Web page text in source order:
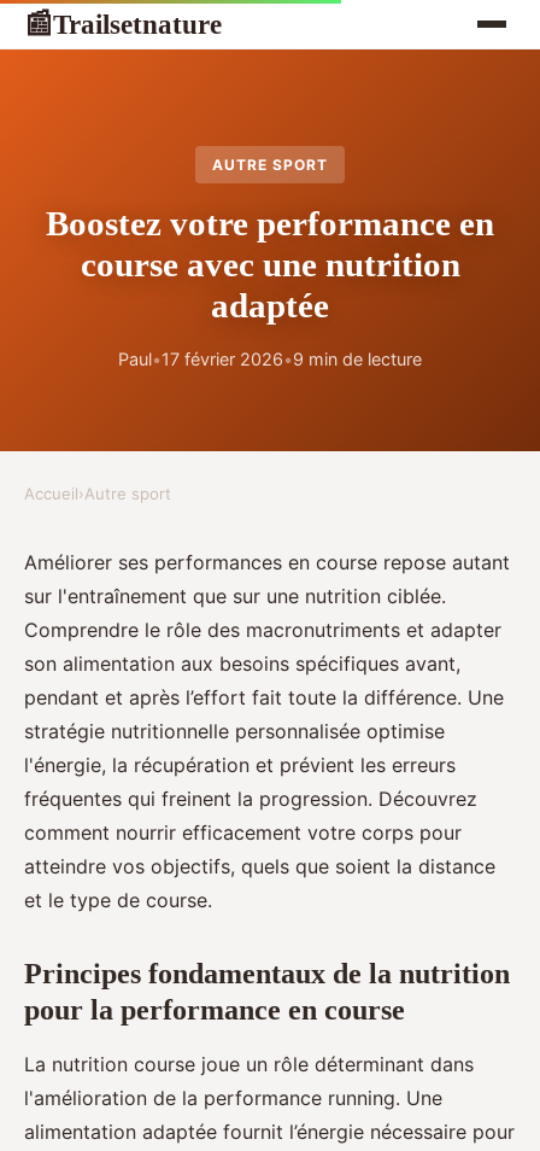
📰Trailsetnature
AUTRE SPORT
Boostez votre performance en
course avec une nutrition
adaptée
Paul•17 février 2026•9 min de lecture
Accueil›Autre sport
Améliorer ses performances en course repose autant
sur l'entraînement que sur une nutrition ciblée.
Comprendre le rôle des macronutriments et adapter
son alimentation aux besoins spécifiques avant,
pendant et après l’effort fait toute la différence. Une
stratégie nutritionnelle personnalisée optimise
l'énergie, la récupération et prévient les erreurs
fréquentes qui freinent la progression. Découvrez
comment nourrir efficacement votre corps pour
atteindre vos objectifs, quels que soient la distance
et le type de course.
Principes fondamentaux de la nutrition
pour la performance en course
La nutrition course joue un rôle déterminant dans
l'amélioration de la performance running. Une
alimentation adaptée fournit l’énergie nécessaire pour